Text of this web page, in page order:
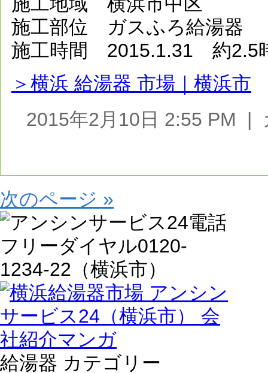
施工部位 ガスふろ給湯器
施工時間 2015.1.31 約2.5
＞横浜 給湯器 市場｜横浜市
2015年2月10日 2:55 PM |
次のページ »
給湯器 カテゴリー